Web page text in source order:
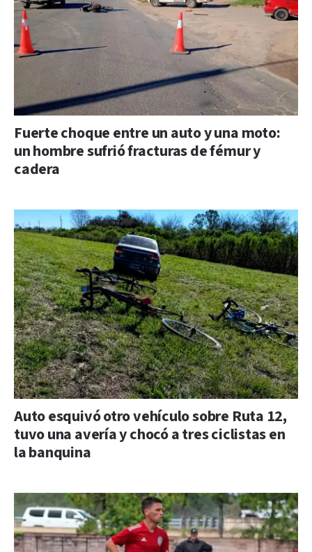
Fuerte choque entre un auto y una moto:
un hombre sufrió fracturas de fémur y
cadera
Auto esquivó otro vehículo sobre Ruta 12,
tuvo una avería y chocó a tres ciclistas en
la banquina